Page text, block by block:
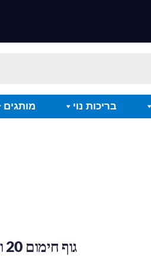
בריכות נוי מותגים
גוף חימום 20 וואט